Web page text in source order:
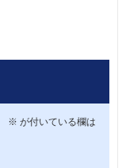
※ が付いている欄は